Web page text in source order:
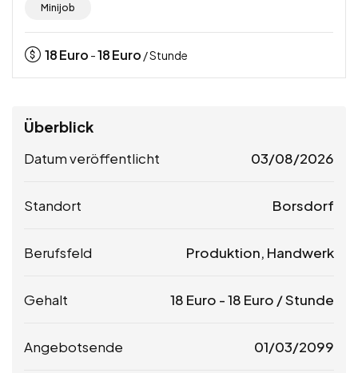
Minijob
18Euro -18Euro / Stunde
Überblick
Datum veröffentlicht 03/08/2026
Standort Borsdorf
Berufsfeld Produktion, Handwerk
Gehalt 18 Euro -18 Euro / Stunde
Angebotsende 01/03/2099